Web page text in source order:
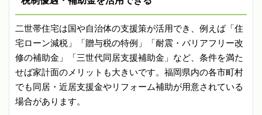
二世帯住宅は国や自治体の支援策が活用でき、例えば「住
宅ローン減税」「贈与税の特例」「耐震・バリアフリー改
修の補助金」「三世代同居支援補助金」など、条件を満た
せば家計面のメリットも大きいです。福岡県内の各市町村
でも同居・近居支援金やリフォーム補助が用意されている
場合があります。